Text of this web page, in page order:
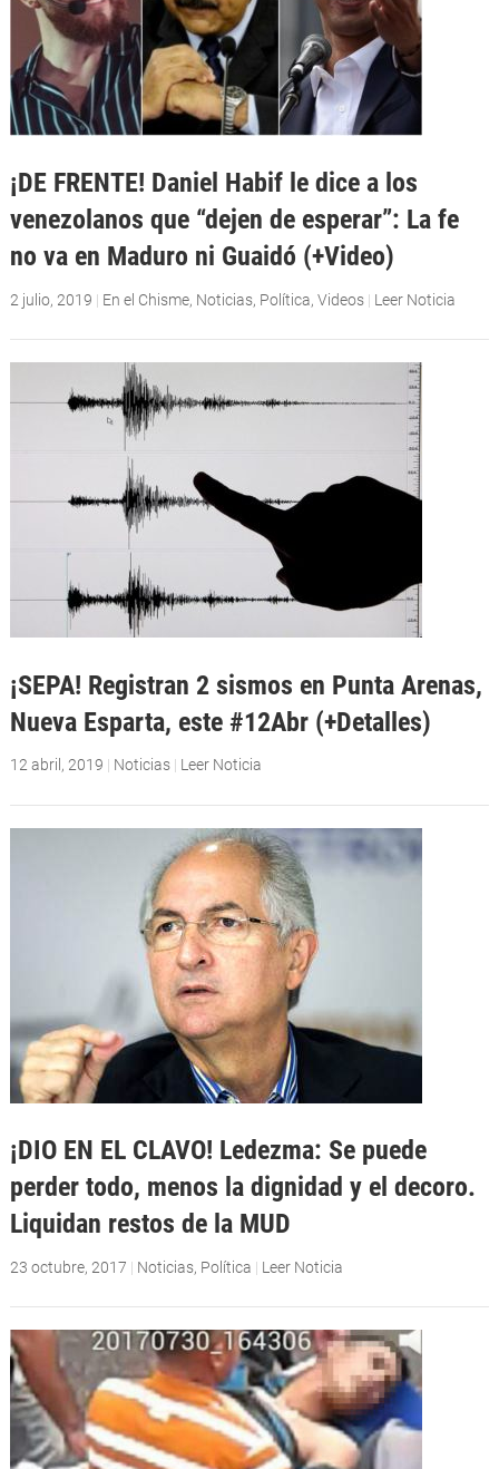
¡DE FRENTE! Daniel Habif le dice a los
venezolanos que “dejen de esperar”: La fe
no va en Maduro ni Guaidó (+Video)
2 julio, 2019 | En el Chisme, Noticias, Política, Videos | Leer Noticia
¡SEPA! Registran 2 sismos en Punta Arenas,
Nueva Esparta, este #12Abr (+Detalles)
12 abril, 2019 | Noticias | Leer Noticia
¡DIO EN EL CLAVO! Ledezma: Se puede
perder todo, menos la dignidad y el decoro.
Liquidan restos de la MUD
23 octubre, 2017 | Noticias, Política | Leer Noticia